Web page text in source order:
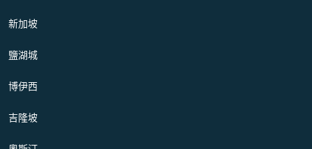
新加坡
鹽湖城
博伊西
吉隆坡